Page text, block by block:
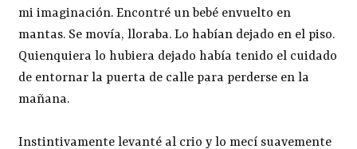
mi imaginación. Encontré un bebé envuelto en
mantas. Se movía, lloraba. Lo habían dejado en el piso.
Quienquiera lo hubiera dejado había tenido el cuidado
de entornar la puerta de calle para perderse en la
mañana.
Instintivamente levanté al crio y lo mecí suavemente